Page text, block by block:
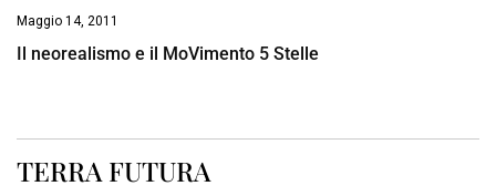
Maggio 14, 2011
Il neorealismo e il MoVimento 5 Stelle
TERRA FUTURA